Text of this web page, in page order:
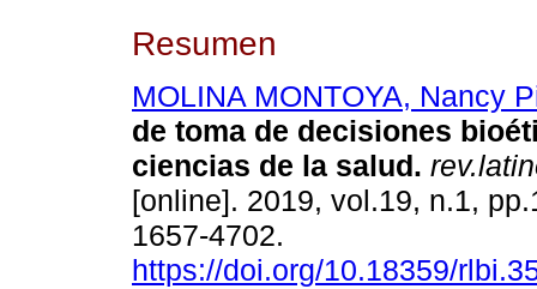
Resumen
MOLINA MONTOYA, Nancy
de toma de decisiones
ciencias de la salud.
[online]. 2019, vol.19, n.1,
1657-4702.
https://doi.org/10.18359/